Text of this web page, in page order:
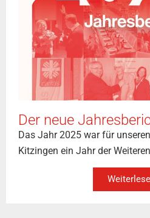
Der neue
Das Jahr 2025 war für
Kitzingen ein Jahr der